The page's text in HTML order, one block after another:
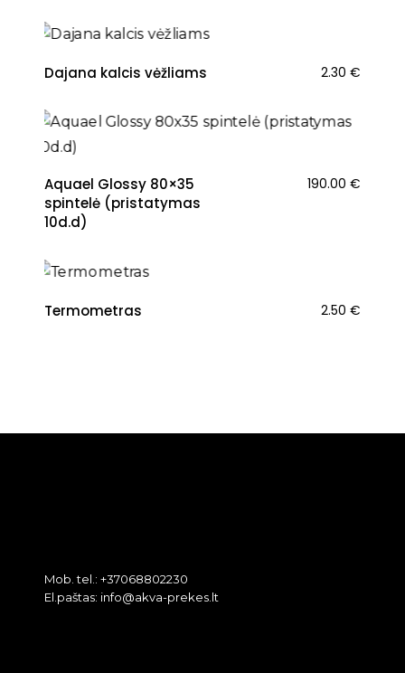
Dajana kalcis vėžliams 2.30 €
Aquael Glossy 80×35
spintelė (pristatymas
10d.d)
190.00 €
Termometras 2.50 €
Mob. tel.: +37068802230
El.paštas: info@akva-prekes.lt